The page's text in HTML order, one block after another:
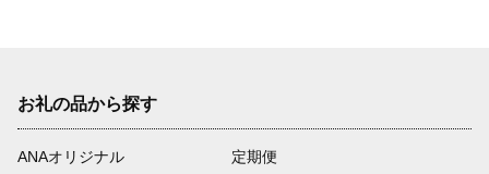
お礼の品から探す
ANAオリジナル
定期便